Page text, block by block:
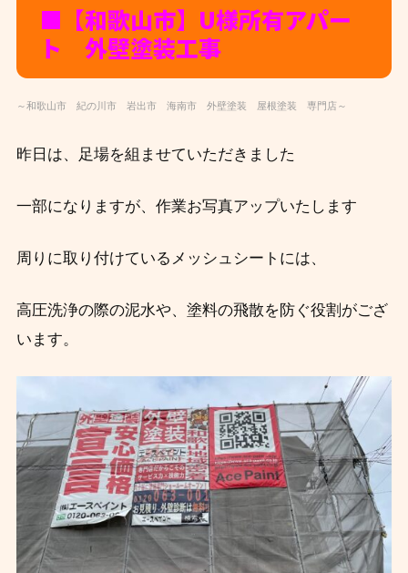
■【和歌山市】 U様所有アパー
ト 外壁塗装工事
～和歌山市 紀の川市 岩出市 海南市 外壁塗装 屋根塗装 専門店～
昨日は、足場を組ませていただきました
一部になりますが、作業お写真アップいたします
周りに取り付けているメッシュシートには、
高圧洗浄の際の泥水や、塗料の飛散を防ぐ役割がござ
います。